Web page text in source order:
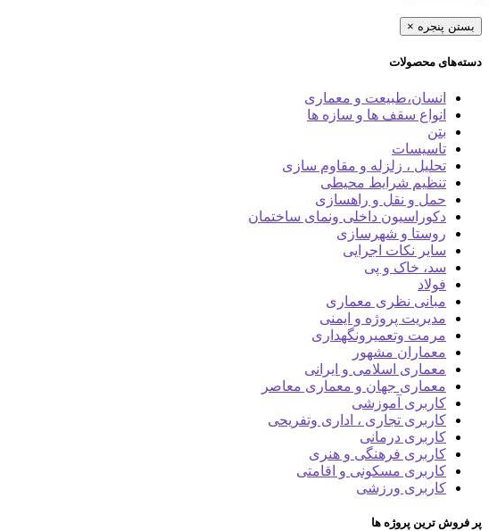
بستن پنجره ×
دسته‌های محصولات
انسان،طبیعت و معماری
انواع سقف ها و سازه ها
بتن
تاسیسات
تحلیل ، زلزله و مقاوم سازی
تنظیم شرایط محیطی
حمل و نقل و راهسازی
دکوراسیون داخلی ونمای ساختمان
روستا و شهرسازی
سایر نکات اجرایی
سد، خاک و پی
فولاد
مبانی نظری معماری
مدیریت پروژه و ایمنی
مرمت وتعمیرونگهداری
معماران مشهور
معماری اسلامی و ایرانی
معماری جهان و معماری معاصر
کاربری آموزشی
کاربری تجاری ، اداری وتفریحی
کاربری درمانی
کاربری فرهنگی و هنری
کاربری مسکونی و اقامتی
کاربری ورزشی
پر فروش ترین پروژه ها